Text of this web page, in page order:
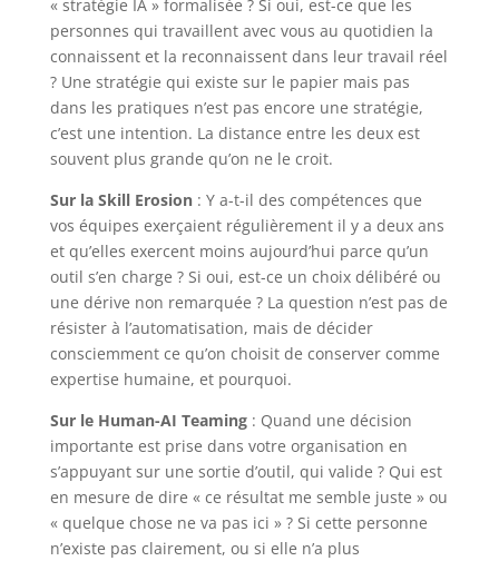
« stratégie IA » formalisée ? Si oui, est-ce que les
personnes qui travaillent avec vous au quotidien la
connaissent et la reconnaissent dans leur travail réel
? Une stratégie qui existe sur le papier mais pas
dans les pratiques n’est pas encore une stratégie,
c’est une intention. La distance entre les deux est
souvent plus grande qu’on ne le croit.
Sur la Skill Erosion: Y a-t-il des compétences que
vos équipes exerçaient régulièrement il y a deux ans
et qu’elles exercent moins aujourd’hui parce qu’un
outil s’en charge ? Si oui, est-ce un choix délibéré ou
une dérive non remarquée ? La question n’est pas de
résister à l’automatisation, mais de décider
consciemment ce qu’on choisit de conserver comme
expertise humaine, et pourquoi.
Sur le Human-AI Teaming: Quand une décision
importante est prise dans votre organisation en
s’appuyant sur une sortie d’outil, qui valide ? Qui est
en mesure de dire « ce résultat me semble juste » ou
« quelque chose ne va pas ici » ? Si cette personne
n’existe pas clairement, ou si elle n’a plus